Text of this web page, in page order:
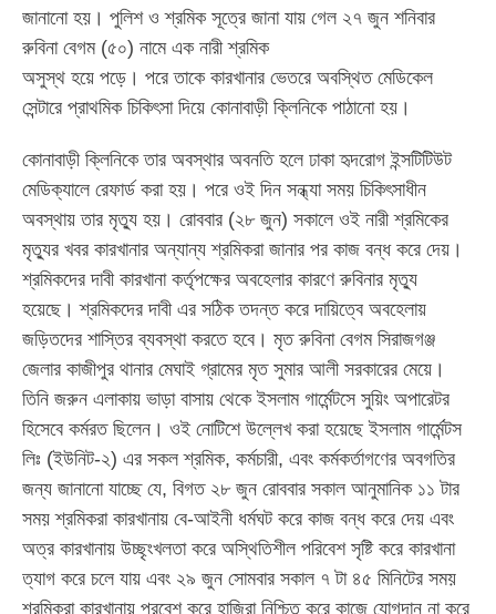
জানানো হয়। পুলিশ ও শ্রমিক সূত্রে জানা যায় গেল ২৭ জুন শনিবার
রুবিনা বেগম (৫০) নামে এক নারী শ্রমিক
অসুস্থ হয়ে পড়ে। পরে তাকে কারখানার ভেতরে অবস্থিত মেডিকেল
সেন্টারে প্রাথমিক চিকিৎসা দিয়ে কোনাবাড়ী ক্লিনিকে পাঠানো হয়।
কোনাবাড়ী ক্লিনিকে তার অবস্থার অবনতি হলে ঢাকা হৃদরোগ ইন্সটিটিউট
মেডিক্যালে রেফার্ড করা হয়। পরে ওই দিন সন্ধ্যা সময় চিকিৎসাধীন
অবস্থায় তার মৃত্যু হয়। রোববার (২৮ জুন) সকালে ওই নারী শ্রমিকের
মৃত্যুর খবর কারখানার অন্যান্য শ্রমিকরা জানার পর কাজ বন্ধ করে দেয়।
শ্রমিকদের দাবী কারখানা কর্তৃপক্ষের অবহেলার কারণে রুবিনার মৃত্যু
হয়েছে। শ্রমিকদের দাবী এর সঠিক তদন্ত করে দায়িত্বে অবহেলায়
জড়িতদের শাস্তির ব্যবস্থা করতে হবে। মৃত রুবিনা বেগম সিরাজগঞ্জ
জেলার কাজীপুর থানার মেঘাই গ্রামের মৃত সুমার আলী সরকারের মেয়ে।
তিনি জরুন এলাকায় ভাড়া বাসায় থেকে ইসলাম গার্মেন্টসে সুয়িং অপারেটর
হিসেবে কর্মরত ছিলেন। ওই নোটিশে উল্লেখ করা হয়েছে ইসলাম গার্মেন্টস
লিঃ (ইউনিট-২) এর সকল শ্রমিক, কর্মচারী, এবং কর্মকর্তাগণের অবগতির
জন্য জানানো যাচ্ছে যে, বিগত ২৮ জুন রোববার সকাল আনুমানিক ১১ টার
সময় শ্রমিকরা কারখানায় বে-আইনী ধর্মঘট করে কাজ বন্ধ করে দেয় এবং
অত্র কারখানায় উচ্ছৃংখলতা করে অস্থিতিশীল পরিবেশ সৃষ্টি করে কারখানা
ত্যাগ করে চলে যায় এবং ২৯ জুন সোমবার সকাল ৭ টা ৪৫ মিনিটের সময়
শ্রমিকরা কারখানায় প্রবেশ করে হাজিরা নিশ্চিত করে কাজে যোগদান না করে